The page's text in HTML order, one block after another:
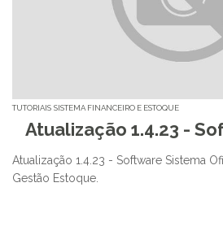
TUTORIAIS SISTEMA FINANCEIRO E ESTOQUE
Atualização 1.4.23 -
Atualização 1.4.23 - Software Sistema
Gestão Estoque.